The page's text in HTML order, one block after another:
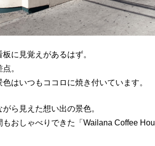
に見覚えがあるはず。
。
はいつもココロに焼き付いています。
ら見えた想い出の景色。
もおしゃべりできた「Wailana Coffee